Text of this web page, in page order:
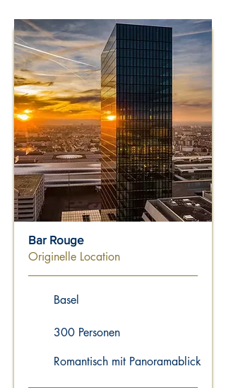
Bar Rouge
Originelle Location
Basel
300 Personen
Romantisch mit Panoramablick